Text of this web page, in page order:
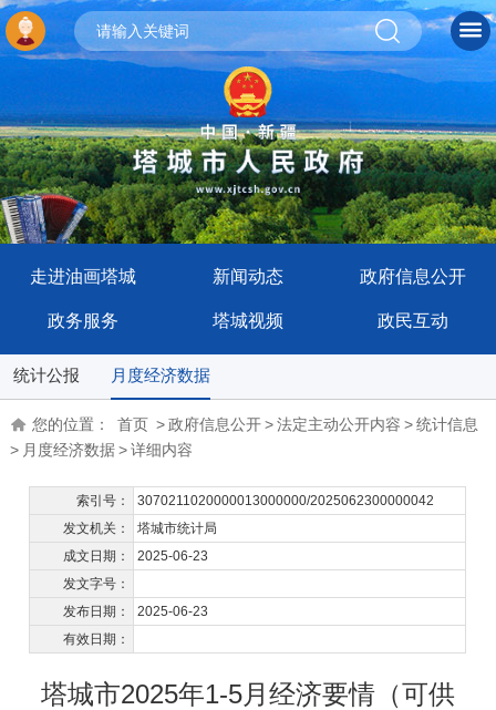
走进油画塔城 新闻动态 政府信息公开
政务服务 塔城视频 政民互动
统计公报 月度经济数据
您的位置： 首页 >政府信息公开>法定主动公开内容 >统计信息
> 月度经济数据>详细内容
索引号：
3070211020000013000000/2025062300000042
发文机关：
塔城市统计局
成文日期：
2025-06-23
发文字号：
发布日期：
2025-06-23
有效日期：
塔城市2025年1-5月经济要情（可供